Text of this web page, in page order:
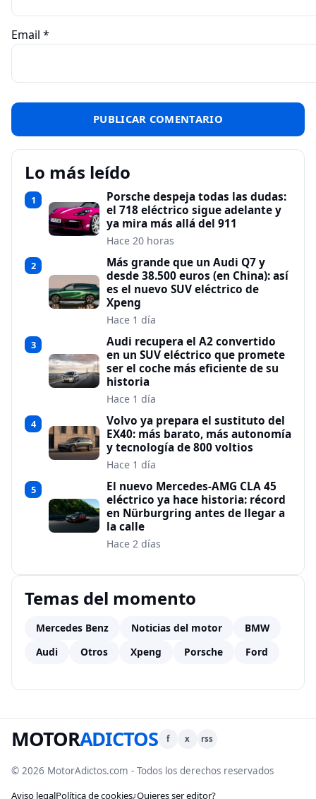
Email *
Lo más leído
1
Porsche despeja todas las dudas:
el 718 eléctrico sigue adelante y
ya mira más allá del 911
Hace 20 horas
2
Más grande que un Audi Q7 y
desde 38.500 euros (en China): así
es el nuevo SUV eléctrico de
Xpeng
Hace 1 día
3
Audi recupera el A2 convertido
en un SUV eléctrico que promete
ser el coche más eficiente de su
historia
Hace 1 día
4
Volvo ya prepara el sustituto del
EX40: más barato, más autonomía
y tecnología de 800 voltios
Hace 1 día
5
El nuevo Mercedes-AMG CLA 45
eléctrico ya hace historia: récord
en Nürburgring antes de llegar a
la calle
Hace 2 días
Temas del momento
Mercedes Benz Noticias del motor
BMW
Audi
Otros Xpeng Porsche Ford
MOTORADICTOS f x rss
© 2026 MotorAdictos.com - Todos los derechos reservados
Aviso legalPolítica de cookies¿Quieres ser editor?